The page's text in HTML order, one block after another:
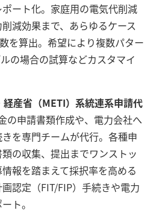
ート化。家庭用の電気代削減
減効果まで、あらゆるケース
を算出。希望により複数パター
の場合の試算などカスタマイ
産省（METI）系統連系申請代
の申請書類作成や、電力会社へ
を専門チームが代行。各種申
の収集、提出までワンストッ
報を踏まえて採択率を高める
認定（FIT/FIP）手続きや電力
ト。